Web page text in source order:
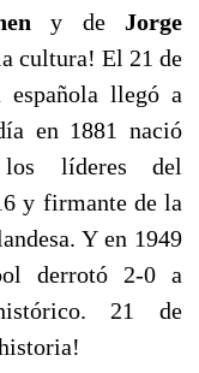
y de Jorge
cultura! El 21 de
española llegó a
en 1881 nació
líderes del
y firmante de la
Y en 1949
derrotó 2-0 a
21 de